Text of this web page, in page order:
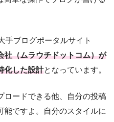
手ブログポータルサイト
社（ムラウチドットコム）が
化した設計となっています。
ロードできる他、自分の投稿
能ですよ。自分のスタイルに